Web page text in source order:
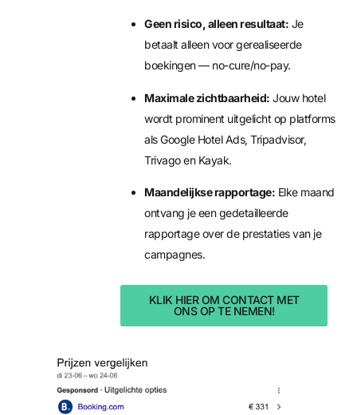
Geen risico, alleen resultaat: Je
betaalt alleen voor gerealiseerde
boekingen — no-cure/no-pay.
Maximale zichtbaarheid: Jouw hotel
wordt prominent uitgelicht op platforms
als Google Hotel Ads, Tripadvisor,
Trivago en Kayak.
Maandelijkse rapportage: Elke maand
ontvang je een gedetailleerde
rapportage over de prestaties van je
campagnes.
KLIK HIER OM CONTACT MET
ONS OP TE NEMEN!